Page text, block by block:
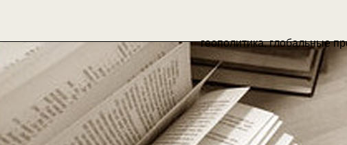
геополитика, глобальные